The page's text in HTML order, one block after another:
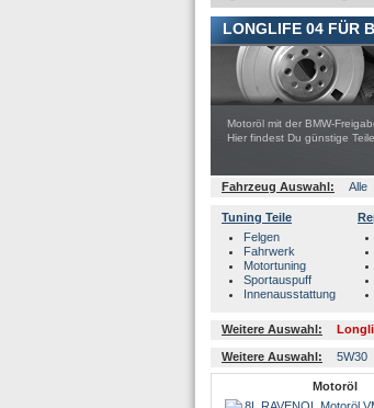
LONGLIFE 04 FÜR
Motoröl mit der BMW-
Hier findest Du günstige
Fahrzeug Auswahl: Alle
Tuning Teile
Felgen
Fahrwerk
Motortuning
Sportauspuff
Innenausstattung
Weitere Auswahl:
Weitere Auswahl: 5W30
Motoröl